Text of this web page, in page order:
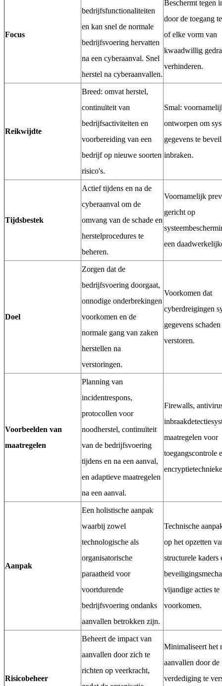
Focus
bedrijfsfunctionaliteiten
en kan snel de normale
bedrijfsvoering hervatten
na een cyberaanval. Snel
herstel na cyberaanvallen.
Beschermt tegen
door de toegang
of elke vorm van
kwaadwillig
verhinderen.
Reikwijdte
Breed: omvat herstel,
continuïteit van
bedrijfsactiviteiten en
voorbereiding van een
bedrijf op nieuwe soorten
risico's.
Smal:
ontworpen om
gegevens te
inbraken.
Tijdsbestek
Actief tijdens en na de
cyberaanval om de
omvang van de schade en
herstelprocedures te
beheren.
Voornamelijk
gericht op
een
Doel
Zorgen dat de
bedrijfsvoering doorgaat,
onnodige onderbrekingen
voorkomen en de
normale gang van zaken
herstellen na
verstoringen.
Voorkomen dat
cyberdreigingen
gegevens
verstoren.
Voorbeelden van
maatregelen
Planning van
incidentrespons,
protocollen voor
noodherstel, continuïteit
van de bedrijfsvoering
tijdens en na een aanval,
en adaptieve maatregelen
na een aanval.
Firewalls,
maatregelen voor
toegangscontrole
Aanpak
Een holistische aanpak
waarbij zowel
technologische als
organisatorische
paraatheid voor
voortdurende
bedrijfsvoering ondanks
aanvallen betrokken zijn.
Technische
op het opzetten
structurele kaders
vijandige acties te
voorkomen.
Risicobeheer
Beheert de impact van
aanvallen door zich te
richten op veerkracht,
Minimaliseert het
aanvallen door de
verdediging te